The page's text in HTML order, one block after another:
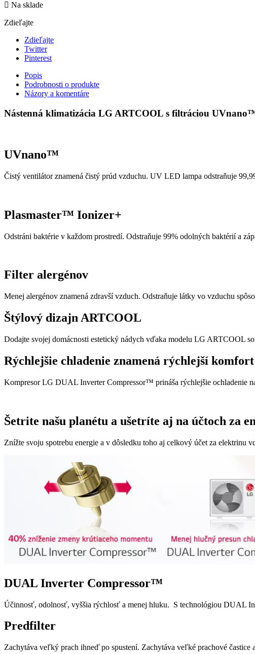
 Na sklade
Zdieľajte
Zdieľajte
Twitter
Pinterest
Popis
Podrobnosti o produkte
Názory a komentáre
Nástenná klimatizácia LG ARTCOOL s filtráciou
UVnano™
Čistý ventilátor znamená čistý prúd vzduchu. UV LED lampa odstraňuje
Plasmaster™ Ionizer+
Odstráni baktérie v každom prostredí. Odstraňuje 99% odolných baktérií a
Filter alergénov
Menej alergénov znamená zdravší vzduch. Odstraňuje látky vo vzduchu
Štýlový dizajn ARTCOOL
Dodajte svojej domácnosti estetický nádych vďaka modelu LG ARTCOOL
Rýchlejšie chladenie znamená rýchlejší komfort
Kompresor LG DUAL Inverter Compressor™ prináša rýchlejšie ochladenie
Šetrite našu planétu a ušetríte aj na účtoch za
Znížte svoju spotrebu energie a v dôsledku toho aj celkový účet za elektrinu
DUAL Inverter Compressor™
Účinnosť, odolnosť, vyššia rýchlosť a menej hluku. S technológiou DUAL
Predfilter
Zachytáva veľký prach ihneď po spustení. Zachytáva veľké prachové častice